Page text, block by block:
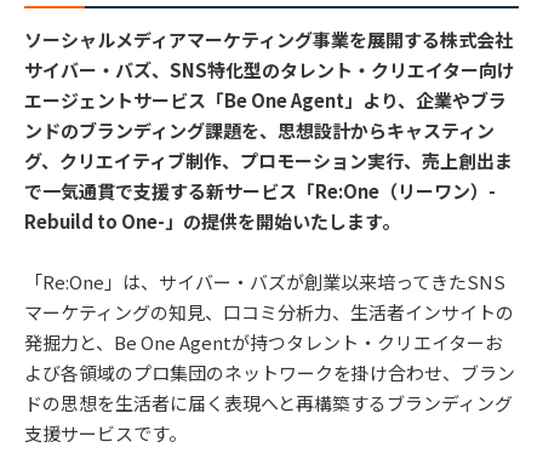
ソーシャルメディアマーケティング事業を展開する株式会社
サイバー・バズ、SNS特化型のタレント・クリエイター向け
エージェントサービス「Be One Agent」より、企業やブラ
ンドのブランディング課題を、思想設計からキャスティン
グ、クリエイティブ制作、プロモーション実行、売上創出ま
で一気通貫で支援する新サービス「Re:One（リーワン）-
Rebuild to One-」の提供を開始いたします。
「Re:One」は、サイバー・バズが創業以来培ってきたSNS
マーケティングの知見、口コミ分析力、生活者インサイトの
発掘力と、Be One Agentが持つタレント・クリエイターお
よび各領域のプロ集団のネットワークを掛け合わせ、ブラン
ドの思想を生活者に届く表現へと再構築するブランディング
支援サービスです。